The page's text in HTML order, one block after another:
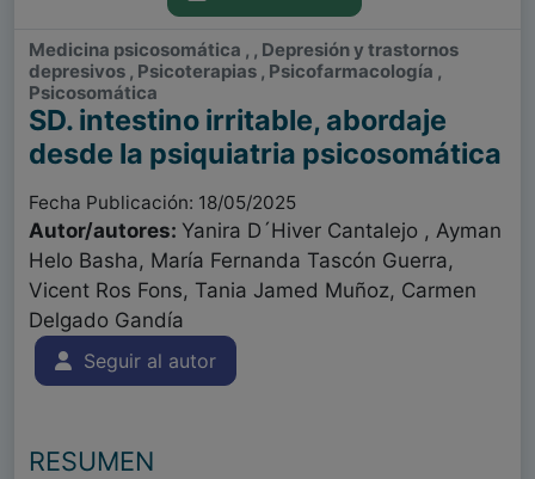
Medicina psicosomática , , Depresión y trastornos
depresivos , Psicoterapias , Psicofarmacología ,
Psicosomática
SD. intestino irritable, abordaje
desde la psiquiatria psicosomática
Fecha Publicación: 18/05/2025
Autor/autores: Yanira D´Hiver Cantalejo , Ayman
Helo Basha, María Fernanda Tascón Guerra,
Vicent Ros Fons, Tania Jamed Muñoz, Carmen
Delgado Gandía
Seguir al autor
RESUMEN